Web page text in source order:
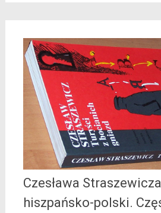
Czesława
hiszpańsko-polski.